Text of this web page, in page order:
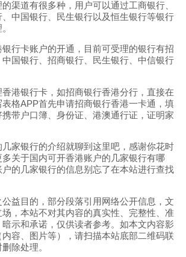
渠道有很多种，用户可以通过工商银行、
中国银行、民生银行以及恒生银行等银行
行卡账户的开通，目前可受理的银行有招
国银行、招商银行、民生银行、中信银行
港银行卡，如招商银行香港分行，直接在
格APP首先申请招商银行香港一卡通，填
带户口簿、身份证、港澳通行证，证明家
几家银行的介绍就聊到这里吧，感谢你花时
关于国内可开香港账户的几家银行有哪
的几家银行的信息别忘了在本站进行查找
益目的，部分段落引用网络公开信息，文
，本站不对其内容的真实性、完整性、准
示和承诺，仅供读者参考。如本文内容影
容、图片等），请扫描本站底部二维码联
除处理。